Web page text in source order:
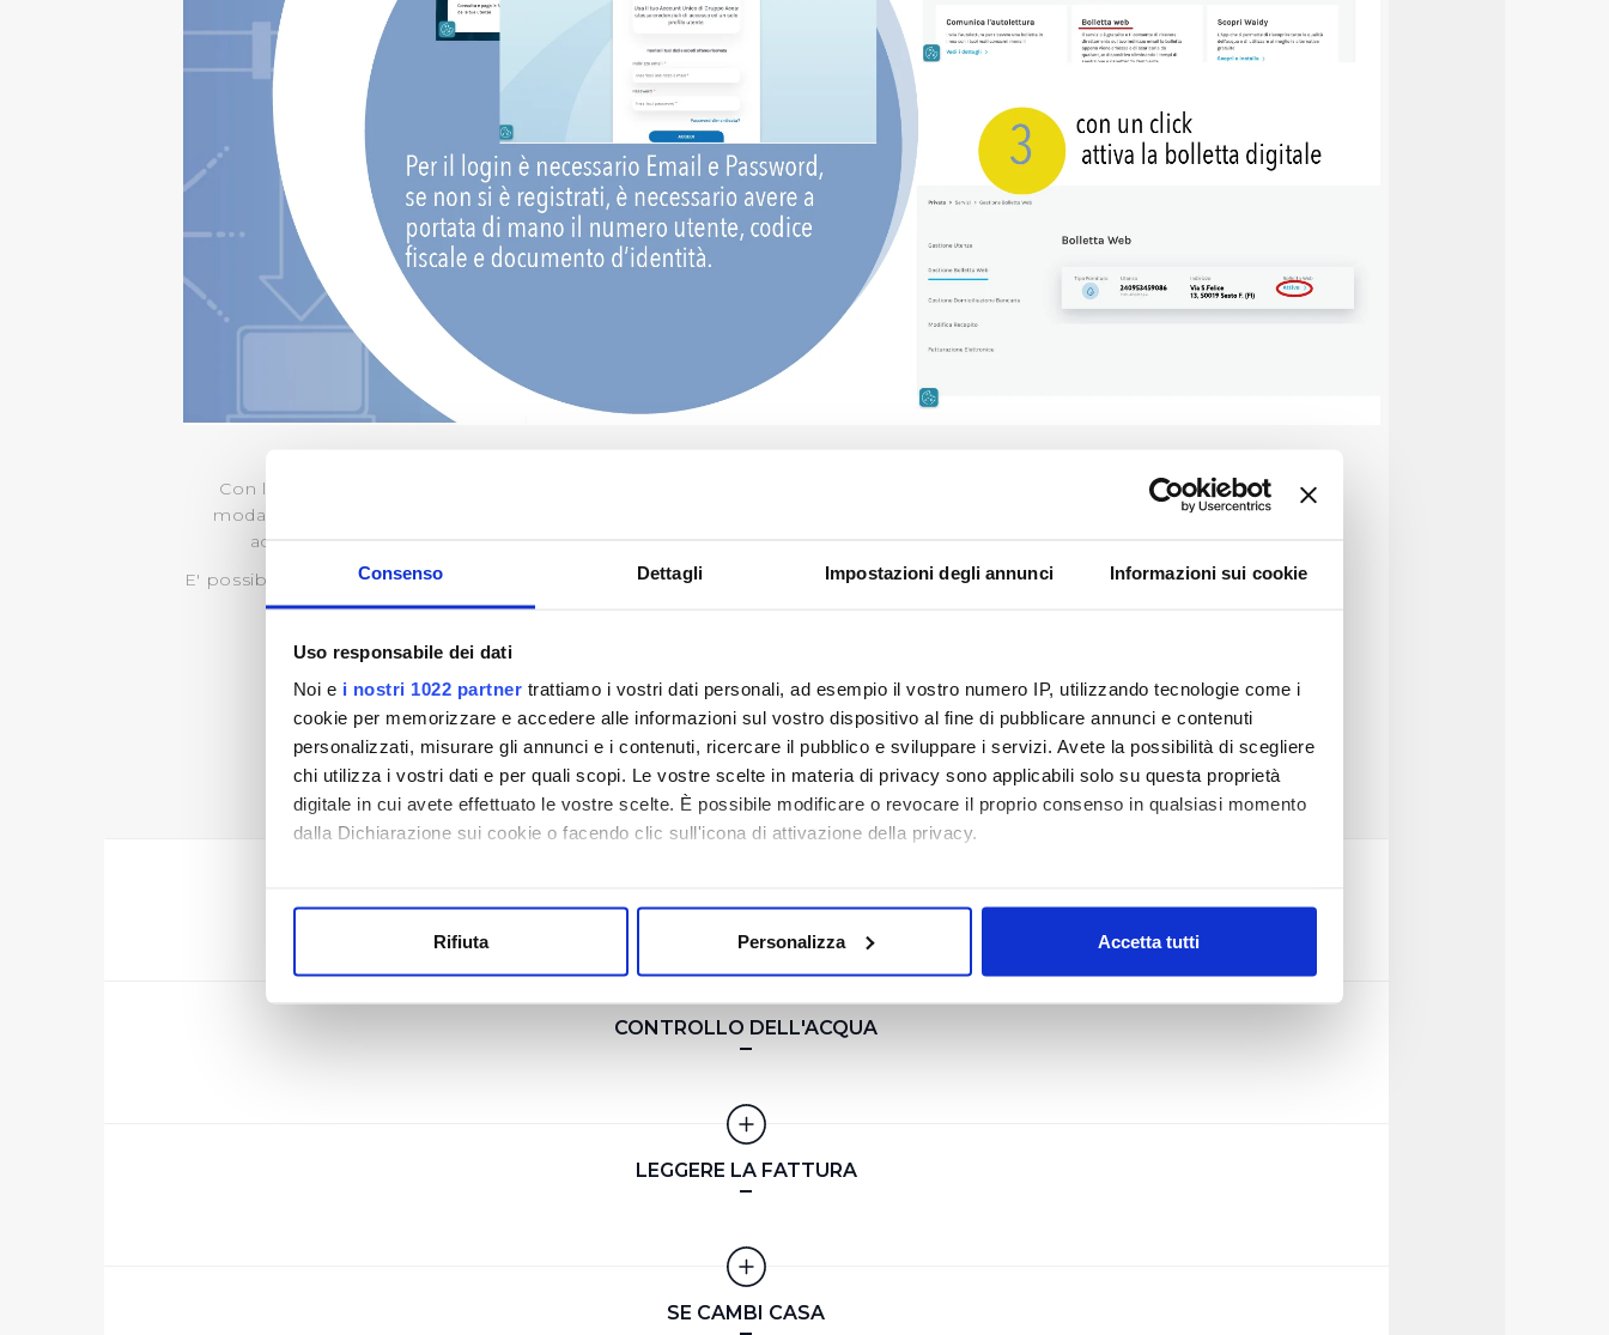
Consenso Dettagli Impostazioni degli annunci Informazioni sui cookie
Uso responsabile dei dati
Noi e i nostri 1022 partner trattiamo i vostri dati personali, ad esempio il vostro numero IP, utilizzando tecnologie come i
cookie per memorizzare e accedere alle informazioni sul vostro dispositivo al fine di pubblicare annunci e contenuti
personalizzati, misurare gli annunci e i contenuti, ricercare il pubblico e sviluppare i servizi. Avete la possibilità di scegliere
chi utilizza i vostri dati e per quali scopi. Le vostre scelte in materia di privacy sono applicabili solo su questa proprietà
digitale in cui avete effettuato le vostre scelte. È possibile modificare o revocare il proprio consenso in qualsiasi momento
dalla Dichiarazione sui cookie o facendo clic sull'icona di attivazione della privacy.
Identificare il tuo dispositivo, scansionandolo attivamente alla ricerca di caratteristiche specifiche (impronte
digitali).
modificare o ritirare il tuo consenso in qualsiasi momento dalla Dichiarazione sui cookie.
Utilizziamo dei cookie tecnici necessari per rendere fruibile il sito web abilitandone funzionalità di base quali la
navigazione sulle pagine e l'accesso alle aree protette. In linea con le preferenze manifestate dall’Utente e con i
per personalizzare contenuti ed annunci e per fornire funzionalità dei social media, condividendo informazioni sul
pubblicità e social media, potrebbero combinare le informazioni ricevute con altre informazioni che l’Utente ha fornito
loro o che hanno raccolto dal suo utilizzo dei loro servizi.
Cliccando su "Accetta tutti", l'Utente accetta di memorizzare tutti i cookie sul dispositivo per le finalità sopra indicate.
Rifiuta Personalizza Accetta tutti
Con la bolletta digitale direttamente dalla email, puoi consultare cosa paghi in bolletta, verificare i costi, sciegliere le
modalità di pagamento, controllare lo storico dei consumi, comunicare l'autolettura, verificare cosa paghi in bolletta,
accedere direttamente a MY Publiacqua per gestire in autonomia la tua utenza e conoscere le ultime novità.
E' possibile attivare la bolletta digitale anche tramite lo Sportello Digitale, al Numero Verde 800 238 238, presso gli Uffici al
CONTROLLO DELL'ACQUA
LEGGERE LA FATTURA
SE CAMBI CASA